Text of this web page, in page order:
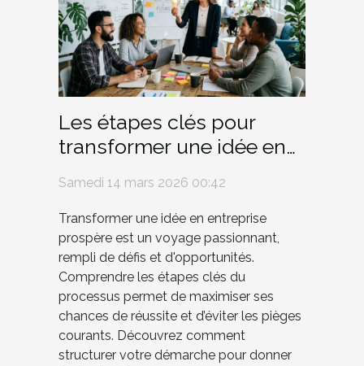
Les étapes clés pour
transformer une idée en
entreprise prospère
Samedi 14 mars 2026 00:42
Transformer une idée en entreprise
prospère est un voyage passionnant,
rempli de défis et d'opportunités.
Comprendre les étapes clés du
processus permet de maximiser ses
chances de réussite et d’éviter les pièges
courants. Découvrez comment
structurer votre démarche pour donner